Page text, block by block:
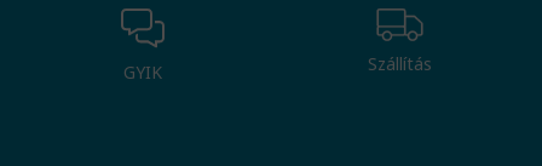
GYIK Szállítás